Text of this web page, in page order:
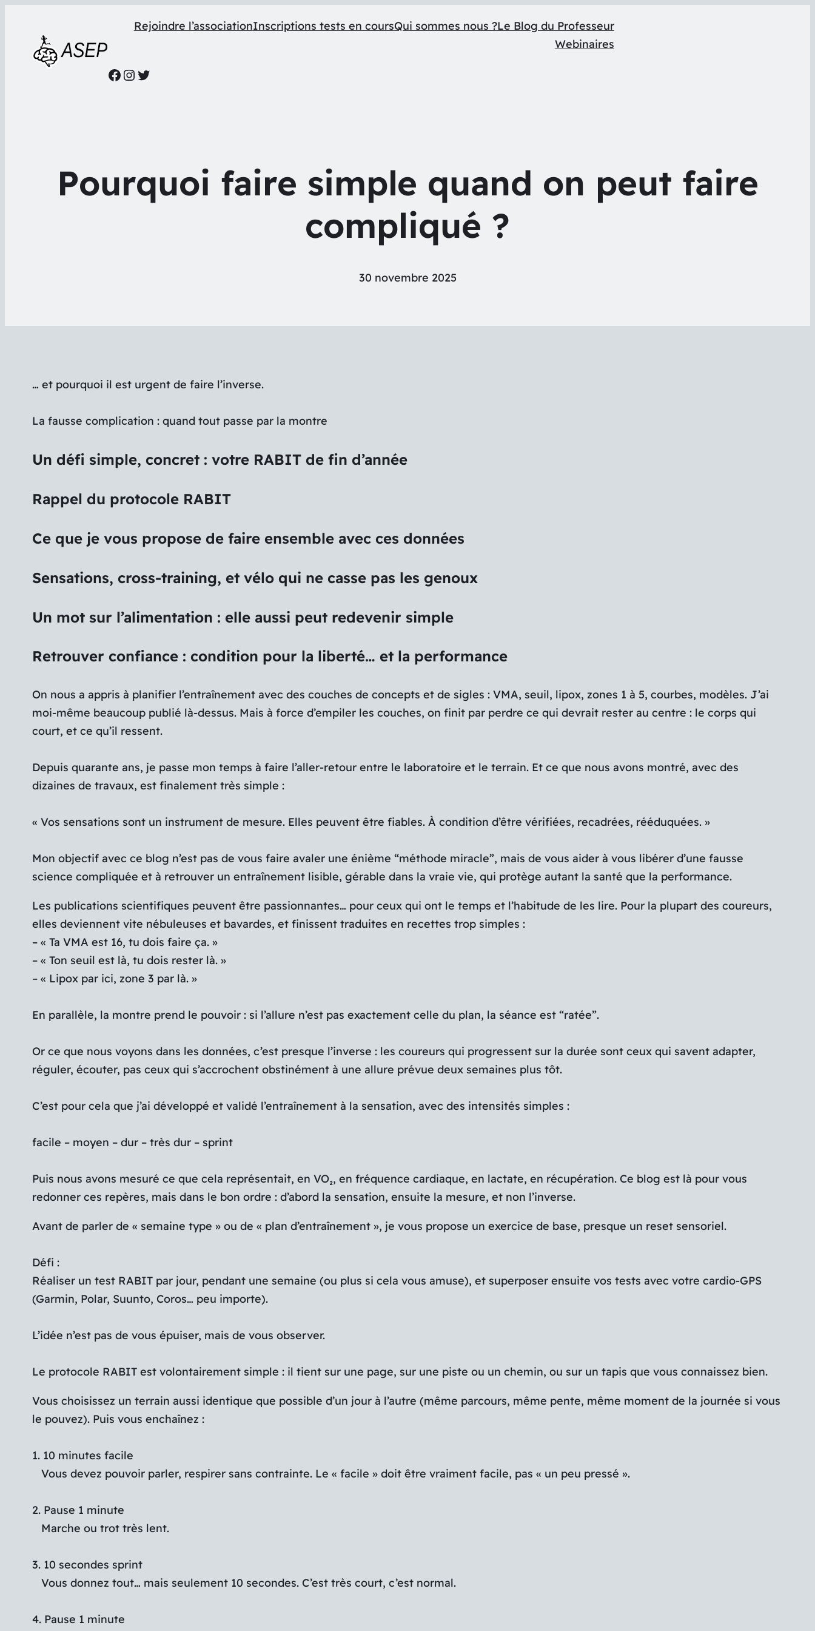
Rejoindre l’associationInscriptions tests en coursQui sommes nous ?Le Blog du Professeur
Webinaires
Facebook
Instagram
Twitter
Pourquoi faire simple quand on peut faire
compliqué ?
30 novembre 2025
… et pourquoi il est urgent de faire l’inverse.
La fausse complication : quand tout passe par la montre
Un défi simple, concret : votre RABIT de fin d’année
Rappel du protocole RABIT
Ce que je vous propose de faire ensemble avec ces données
Sensations, cross-training, et vélo qui ne casse pas les genoux
Un mot sur l’alimentation : elle aussi peut redevenir simple
Retrouver confiance : condition pour la liberté… et la performance
On nous a appris à planifier l’entraînement avec des couches de concepts et de sigles : VMA, seuil, lipox, zones 1 à 5, courbes, modèles. J’ai
moi-même beaucoup publié là-dessus. Mais à force d’empiler les couches, on finit par perdre ce qui devrait rester au centre : le corps qui
court, et ce qu’il ressent.
Depuis quarante ans, je passe mon temps à faire l’aller-retour entre le laboratoire et le terrain. Et ce que nous avons montré, avec des
dizaines de travaux, est finalement très simple :
« Vos sensations sont un instrument de mesure. Elles peuvent être fiables. À condition d’être vérifiées, recadrées, rééduquées. »
Mon objectif avec ce blog n’est pas de vous faire avaler une énième “méthode miracle”, mais de vous aider à vous libérer d’une fausse
science compliquée et à retrouver un entraînement lisible, gérable dans la vraie vie, qui protège autant la santé que la performance.
Les publications scientifiques peuvent être passionnantes… pour ceux qui ont le temps et l’habitude de les lire. Pour la plupart des coureurs,
elles deviennent vite nébuleuses et bavardes, et finissent traduites en recettes trop simples :
– « Ta VMA est 16, tu dois faire ça. »
– « Ton seuil est là, tu dois rester là. »
– « Lipox par ici, zone 3 par là. »
En parallèle, la montre prend le pouvoir : si l’allure n’est pas exactement celle du plan, la séance est “ratée”.
Or ce que nous voyons dans les données, c’est presque l’inverse : les coureurs qui progressent sur la durée sont ceux qui savent adapter,
réguler, écouter, pas ceux qui s’accrochent obstinément à une allure prévue deux semaines plus tôt.
C’est pour cela que j’ai développé et validé l’entraînement à la sensation, avec des intensités simples :
facile – moyen – dur – très dur – sprint
Puis nous avons mesuré ce que cela représentait, en VO₂, en fréquence cardiaque, en lactate, en récupération. Ce blog est là pour vous
redonner ces repères, mais dans le bon ordre : d’abord la sensation, ensuite la mesure, et non l’inverse.
Avant de parler de « semaine type » ou de « plan d’entraînement », je vous propose un exercice de base, presque un reset sensoriel.
Défi :
Réaliser un test RABIT par jour, pendant une semaine (ou plus si cela vous amuse), et superposer ensuite vos tests avec votre cardio-GPS
(Garmin, Polar, Suunto, Coros… peu importe).
L’idée n’est pas de vous épuiser, mais de vous observer.
Le protocole RABIT est volontairement simple : il tient sur une page, sur une piste ou un chemin, ou sur un tapis que vous connaissez bien.
Vous choisissez un terrain aussi identique que possible d’un jour à l’autre (même parcours, même pente, même moment de la journée si vous
le pouvez). Puis vous enchaînez :
1. 10 minutes facile
Vous devez pouvoir parler, respirer sans contrainte. Le « facile » doit être vraiment facile, pas « un peu pressé ».
2. Pause 1 minute
Marche ou trot très lent.
3. 10 secondes sprint
Vous donnez tout… mais seulement 10 secondes. C’est très court, c’est normal.
4. Pause 1 minute